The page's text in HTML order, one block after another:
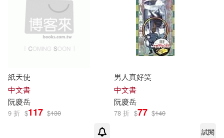
紙天使
中文書
阮慶岳
9 折 $117 $130
男人真好笑
中文書
阮慶岳
78 折 $77 $140
試閱